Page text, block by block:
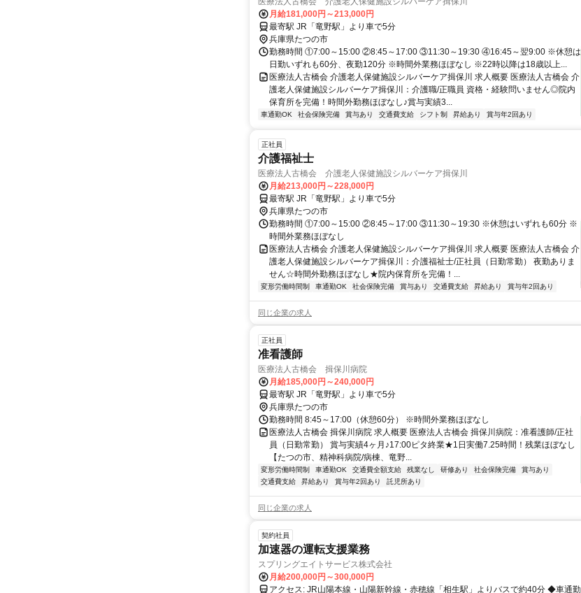
月給181,000円～213,000円
最寄駅 JR「竜野駅」より車で5分
兵庫県たつの市
勤務時間 ①7:00～15:00 ②8:45～17:00 ③11:30～19:30 ④16:45～翌9:00 ※休憩は
日勤いずれも60分、夜勤120分 ※時間外業務ほぼなし ※22時以降は18歳以上...
医療法人古橋会 介護老人保健施設シルバーケア揖保川 求人概要 医療法人古橋会 介
護老人保健施設シルバーケア揖保川：介護職/正職員 資格・経験問いません◎院内
保育所を完備！時間外勤務ほぼなし♪賞与実績3...
車通勤OK 社会保険完備 賞与あり 交通費支給 シフト制 昇給あり 賞与年2回あり
正社員
介護福祉士
医療法人古橋会 介護老人保健施設シルバーケア揖保川
月給213,000円～228,000円
最寄駅 JR「竜野駅」より車で5分
兵庫県たつの市
勤務時間 ①7:00～15:00 ②8:45～17:00 ③11:30～19:30 ※休憩はいずれも60分 ※
時間外業務ほぼなし
医療法人古橋会 介護老人保健施設シルバーケア揖保川 求人概要 医療法人古橋会 介
護老人保健施設シルバーケア揖保川：介護福祉士/正社員（日勤常勤） 夜勤ありま
せん☆時間外勤務ほぼなし★院内保育所を完備！...
変形労働時間制 車通勤OK 社会保険完備 賞与あり 交通費支給 昇給あり 賞与年2回あり
同じ企業の求人
正社員
准看護師
医療法人古橋会 揖保川病院
月給185,000円～240,000円
最寄駅 JR「竜野駅」より車で5分
兵庫県たつの市
勤務時間 8:45～17:00（休憩60分） ※時間外業務ほぼなし
医療法人古橋会 揖保川病院 求人概要 医療法人古橋会 揖保川病院：准看護師/正社
員（日勤常勤） 賞与実績4ヶ月♪17:00ピタ終業★1日実働7.25時間！残業ほぼなし
【たつの市、精神科病院/病棟、竜野...
変形労働時間制 車通勤OK 交通費全額支給 残業なし 研修あり 社会保険完備
賞与あり
交通費支給
昇給あり 賞与年2回あり 託児所あり
同じ企業の求人
契約社員
加速器の運転支援業務
スプリングエイトサービス株式会社
月給200,000円～300,000円
アクセス: JR山陽本線・山陽新幹線・赤穂線「相生駅」よりバスで約40分 ◆車通勤